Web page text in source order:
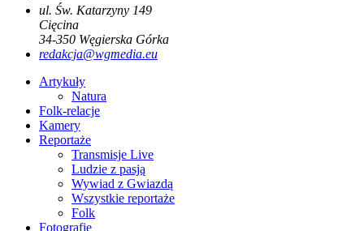
ul. Św. Katarzyny 149
Cięcina
34-350 Węgierska Górka
redakcja@wgmedia.eu
Artykuły
Natura
Folk-relacje
Kamery
Reportaże
Transmisje Live
Ludzie z pasją
Wywiad z Gwiazdą
Wszystkie reportaże
Folk
Fotografie